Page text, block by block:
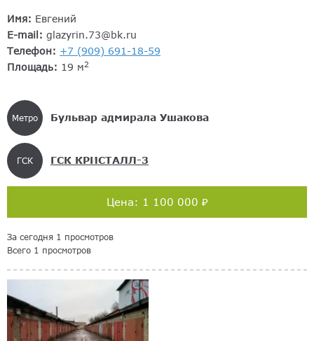
Имя: Евгений
E-mail: glazyrin.73@bk.ru
Телефон: +7 (909) 691-18-59
Площадь: 19 м2
Метро Бульвар адмирала Ушакова
ГСК ГСК КРИСТАЛЛ-3
Цена: 1 100 000 ₽
За сегодня 1 просмотров
Всего 1 просмотров